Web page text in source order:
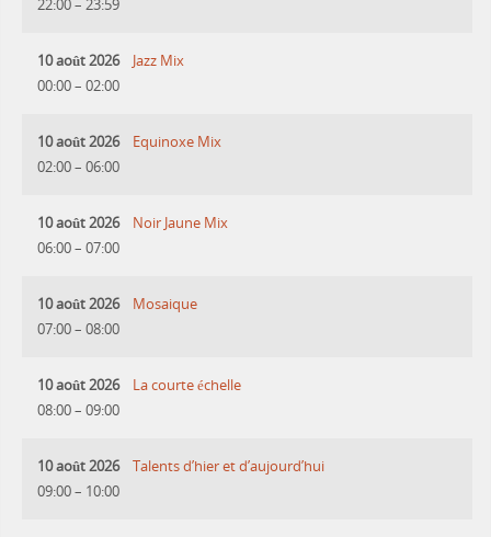
22:00– 23:59
10 août 2026
00:00– 02:00
Jazz Mix
10 août 2026
02:00– 06:00
Equinoxe Mix
10 août 2026
06:00– 07:00
Noir Jaune Mix
10 août 2026
07:00– 08:00
Mosaique
10 août 2026
08:00– 09:00
La courte échelle
10 août 2026
09:00– 10:00
Talents d’hier et d’aujourd’hui